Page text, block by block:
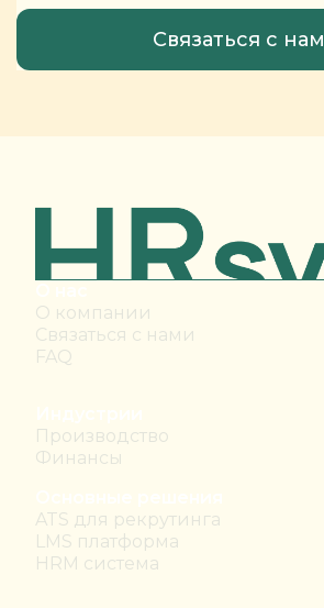
О компании
Связаться с нами
FAQ
Производство
Финансы
ATS для рекрутинга
LMS платформа
HRM система